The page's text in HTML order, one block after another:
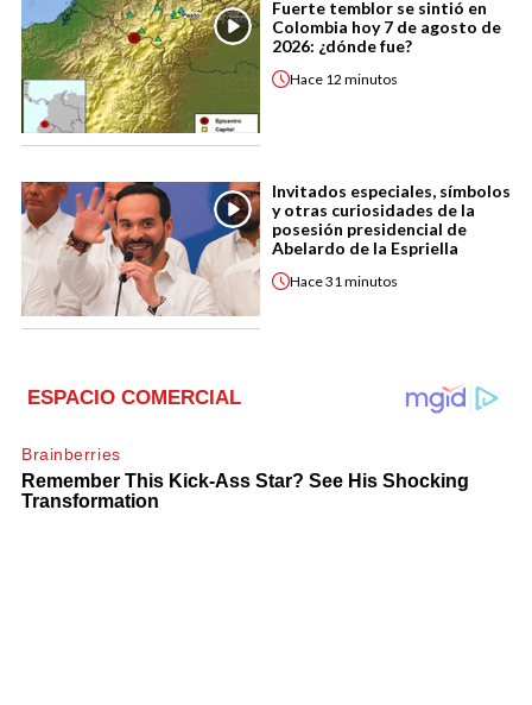
Fuerte temblor se sintió en
Colombia hoy 7 de agosto de
2026: ¿dónde fue?
Hace 12 minutos
Invitados especiales, símbolos
y otras curiosidades de la
posesión presidencial de
Abelardo de la Espriella
Hace31 minutos